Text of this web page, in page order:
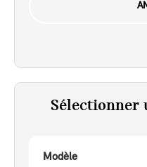
Sélectionner
Modèle